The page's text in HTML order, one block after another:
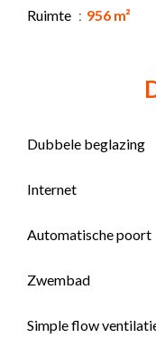
Ruimte 956 m²
Dubbele beglazing
Internet
Automatische poort
Zwembad
Simple flow